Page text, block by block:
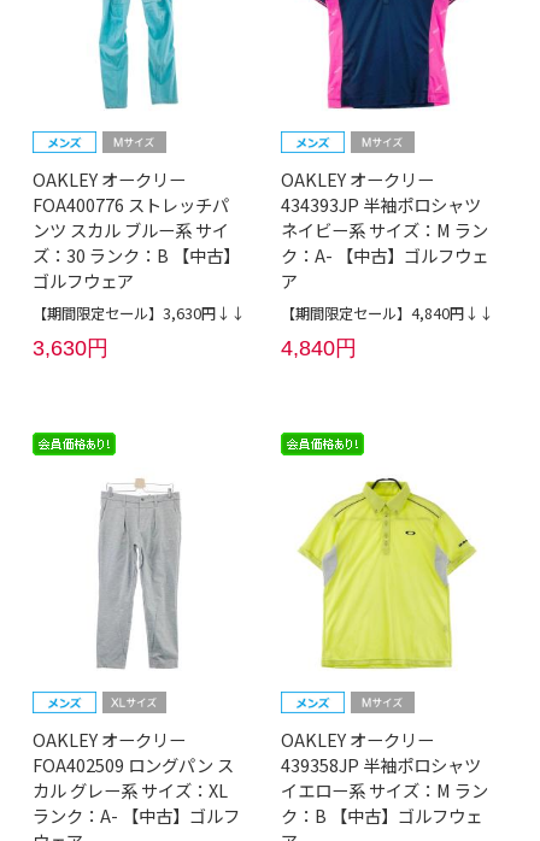
OAKLEY オークリー
FOA400776 ストレッチパ
ンツ スカル ブルー系 サイ
ズ：30 ランク：B 【中古】
ゴルフウェア
【期間限定セール】3,630円↓↓
3,630円
OAKLEY オークリー
434393JP 半袖ポロシャツ
ネイビー系 サイズ：M ラン
ク：A- 【中古】ゴルフウェ
ア
【期間限定セール】4,840円↓↓
4,840円
OAKLEY オークリー
FOA402509 ロングパン ス
カル グレー系 サイズ：XL
ランク：A- 【中古】ゴルフ
OAKLEY オークリー
439358JP 半袖ポロシャツ
イエロー系 サイズ：M ラン
ク：B 【中古】ゴルフウェ